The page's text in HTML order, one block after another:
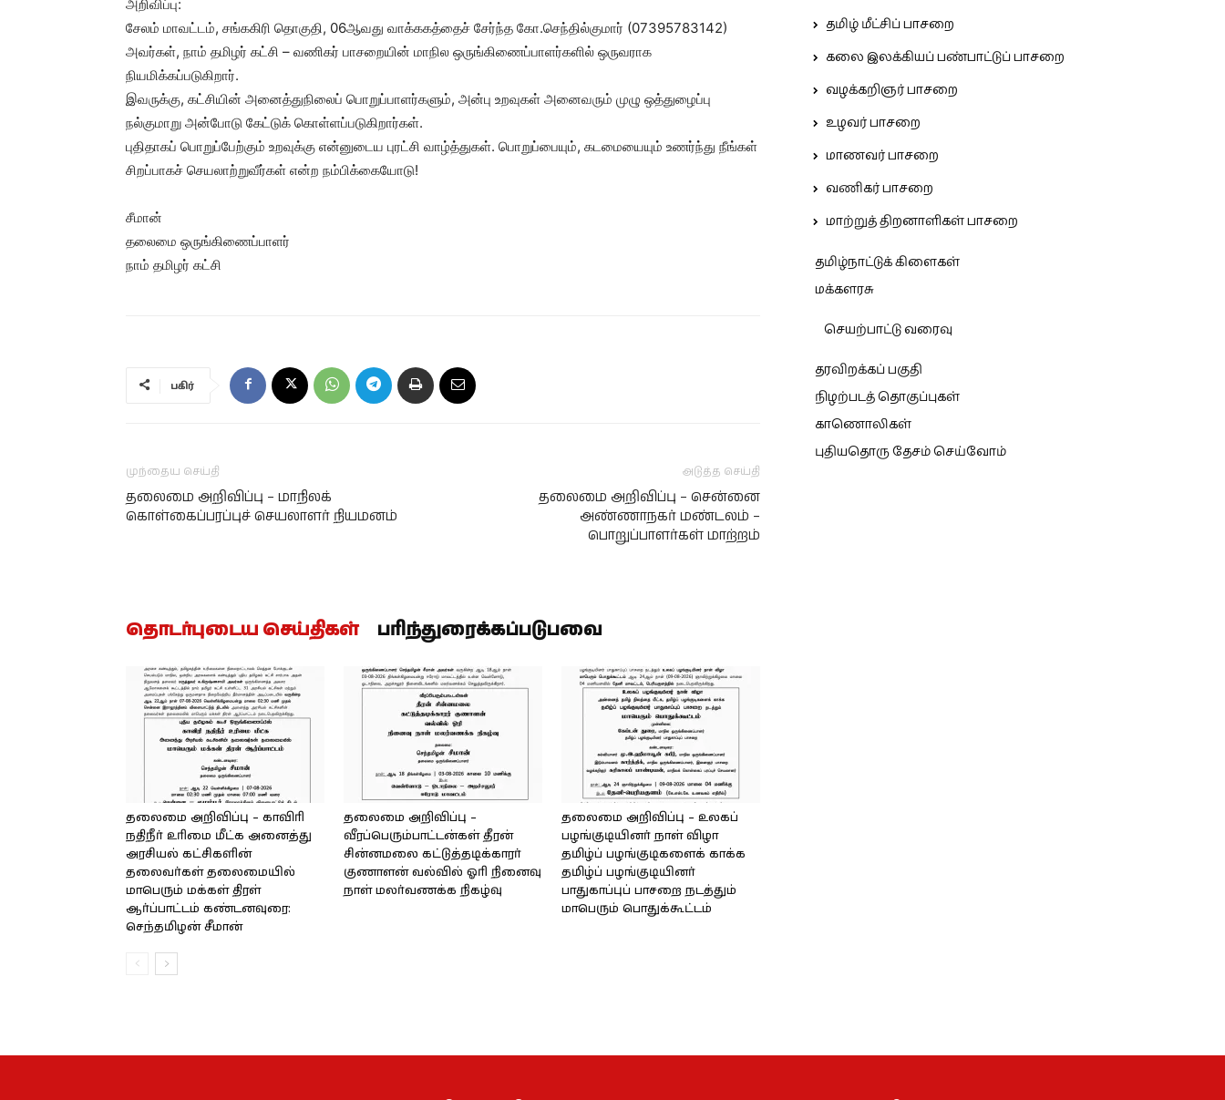
அறிவிப்பு:
சேலம் மாவட்டம், சங்ககிரி தொகுதி, 06ஆவது வாக்ககத்தைச் சேர்ந்த கோ.செந்தில்குமார் (07395783142)
அவர்கள், நாம் தமிழர் கட்சி – வணிகர் பாசறையின் மாநில ஒருங்கிணைப்பாளர்களில் ஒருவராக
நியமிக்கப்படுகிறார்.
இவருக்கு, கட்சியின் அனைத்துநிலைப் பொறுப்பாளர்களும், அன்பு உறவுகள் அனைவரும் முழு ஒத்துழைப்பு
நல்குமாறு அன்போடு கேட்டுக் கொள்ளப்படுகிறார்கள்.
புதிதாகப் பொறுப்பேற்கும் உறவுக்கு என்னுடைய புரட்சி வாழ்த்துகள். பொறுப்பையும், கடமையையும் உணர்ந்து நீங்கள்
சிறப்பாகச் செயலாற்றுவீர்கள் என்ற நம்பிக்கையோடு!
சீமான்
தலைமை ஒருங்கிணைப்பாளர்
நாம் தமிழர் கட்சி
பகிர்
முந்தைய செய்தி
தலைமை அறிவிப்பு – மாநிலக்
கொள்கைப்பரப்புச் செயலாளர் நியமனம்
அடுத்த செய்தி
தலைமை அறிவிப்பு – சென்னை
அண்ணாநகர் மண்டலம் –
பொறுப்பாளர்கள் மாற்றம்
தொடர்புடைய செய்திகள் பரிந்துரைக்கப்படுபவை
தலைமை அறிவிப்பு – காவிரி
நதிநீர் உரிமை மீட்க அனைத்து
அரசியல் கட்சிகளின்
தலைவர்கள் தலைமையில்
மாபெரும் மக்கள் திரள்
ஆர்ப்பாட்டம் கண்டனவுரை:
செந்தமிழன் சீமான்
தலைமை அறிவிப்பு –
வீரப்பெரும்பாட்டன்கள் தீரன்
சின்னமலை கட்டுத்தடிக்காரர்
குணாளன் வல்வில் ஓரி நினைவு
நாள் மலர்வணக்க நிகழ்வு
தலைமை அறிவிப்பு – உலகப்
பழங்குடியினர் நாள் விழா
தமிழ்ப் பழங்குடிகளைக் காக்க
தமிழ்ப் பழங்குடியினர்
பாதுகாப்புப் பாசறை நடத்தும்
மாபெரும் பொதுக்கூட்டம்
தமிழ் மீட்சிப் பாசறை
கலை இலக்கியப் பண்பாட்டுப் பாசறை
வழக்கறிஞர் பாசறை
உழவர் பாசறை
மாணவர் பாசறை
வணிகர் பாசறை
மாற்றுத் திறனாளிகள் பாசறை
தமிழ்நாட்டுக் கிளைகள்
மக்களரசு
செயற்பாட்டு வரைவு
தரவிறக்கப் பகுதி
நிழற்படத் தொகுப்புகள்
காணொலிகள்
புதியதொரு தேசம் செய்வோம்